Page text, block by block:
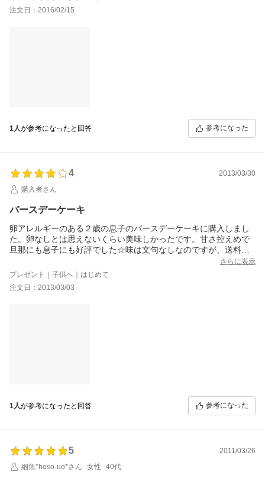
注文日：2016/02/15
1人が参考になったと回答 参考になった
4
2013/03/30
購入者さん
バースデーケーキ
卵アレルギーのある２歳の息子のバースデーケーキに購入しまし
た。卵なしとは思えないくらい美味しかったです。甘さ控えめで
旦那にも息子にも好評でした☆味は文句なしなのですが、送料が
さらに表示
プレゼント｜子供へ｜はじめて
注文日：2013/03/03
1人が参考になったと回答 参考になった
5
2011/03/26
細魚*hoso-uo*さん
女性 40代